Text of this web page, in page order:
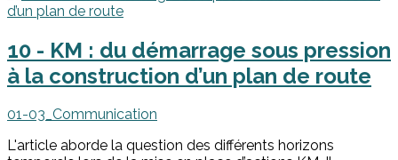
10 - KM : du démarrage sous pression
à la construction d’un plan de route
01-03_Communication
L'article aborde la question des différents horizons